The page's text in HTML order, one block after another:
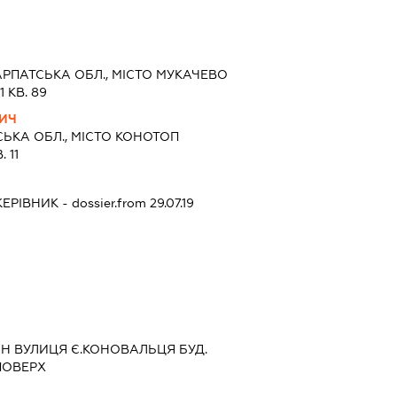
ОБЛ., МІСТО МУКАЧЕВО
КВ. 89
ОБЛ., МІСТО КОНОТОП
- dossier.from 29.07.19
ВУЛИЦЯ Є.КОНОВАЛЬЦЯ БУД.